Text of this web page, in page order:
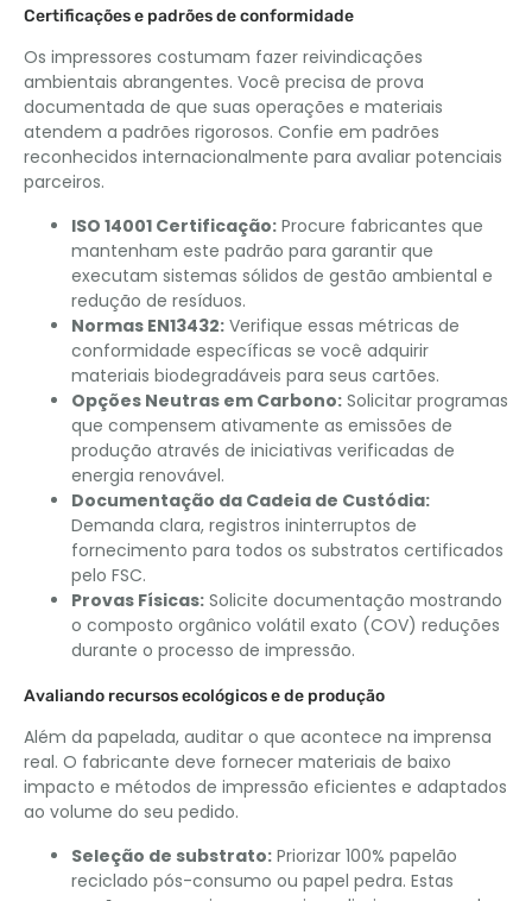
Certificações e padrões de conformidade
Os impressores costumam fazer reivindicações
ambientais abrangentes. Você precisa de prova
documentada de que suas operações e materiais
atendem a padrões rigorosos. Confie em padrões
reconhecidos internacionalmente para avaliar potenciais
parceiros.
ISO 14001 Certificação: Procure fabricantes que
mantenham este padrão para garantir que
executam sistemas sólidos de gestão ambiental e
redução de resíduos.
Normas EN13432: Verifique essas métricas de
conformidade específicas se você adquirir
materiais biodegradáveis ​​para seus cartões.
Opções Neutras em Carbono: Solicitar programas
que compensem ativamente as emissões de
produção através de iniciativas verificadas de
energia renovável.
Documentação da Cadeia de Custódia:
Demanda clara, registros ininterruptos de
fornecimento para todos os substratos certificados
pelo FSC.
Provas Físicas: Solicite documentação mostrando
o composto orgânico volátil exato (COV) reduções
durante o processo de impressão.
Avaliando recursos ecológicos e de produção
Além da papelada, auditar o que acontece na imprensa
real. O fabricante deve fornecer materiais de baixo
impacto e métodos de impressão eficientes e adaptados
ao volume do seu pedido.
Seleção de substrato: Priorizar 100% papelão
reciclado pós-consumo ou papel pedra. Estas